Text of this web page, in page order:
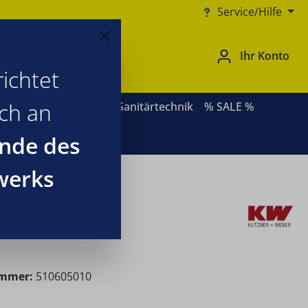
Service/Hilfe
Ihr Konto
Heizsysteme Sanitärtechnik % SALE %
510605010
an
des